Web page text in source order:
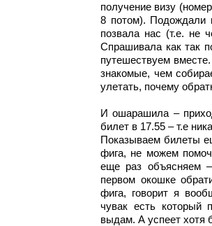
получение визу
8 потом). Подождали
позвала нас (т.е. не
Спрашивала как так
путешествуем
знакомые, чем
улетать, почему
И ошарашила –
билет в 17.55 – т.е
Показываем билеты
фига, не можем
еще раз объясняем
первом окошке
фига, говорит я
чувак есть который
выдам. А успеет хотя